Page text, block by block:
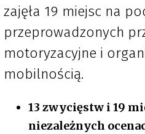
zajęła 19 miejsc na
przeprowadzonych
motoryzacyjne i
mobilnością.
13 zwycięstw i 19
niezależnych